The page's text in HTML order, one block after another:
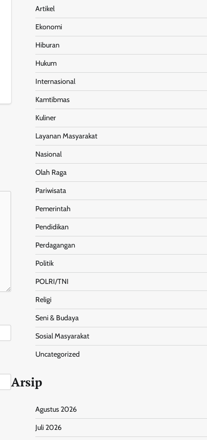
Artikel
Ekonomi
Hiburan
Hukum
Internasional
Kamtibmas
Kuliner
Layanan Masyarakat
Nasional
Olah Raga
Pariwisata
Pemerintah
Pendidikan
Perdagangan
Politik
POLRI/TNI
Religi
Seni & Budaya
Sosial Masyarakat
Uncategorized
Arsip
Agustus 2026
Juli 2026